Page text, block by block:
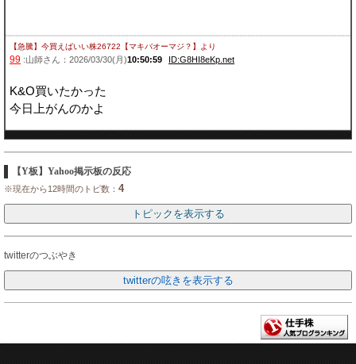
【急騰】今買えばいい株26722【マキバオーマジ？】 より
99 :山師さん：2026/03/30(月)10:50:59 ID:G8HI8eKp.net
K&O買いたかった
今日上がんのかよ
【Y板】Yahoo掲示板の反応
※現在から12時間のトピ数： 4
twitterのつぶやき